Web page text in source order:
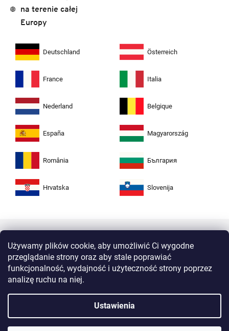
Używamy plików cookie, aby umożliwić Ci wygodne
przeglądanie strony oraz aby stale poprawiać
funkcjonalność, wydajność i użyteczność strony poprzez
analizę ruchu na niej.
Ustawienia
na terenie całej
Europy
Deutschland Österreich
France Italia
Nederland Belgique
España Magyarország
România България
Hrvatska Slovenija
protokołowi HTTPS Twoje dane osobiste są